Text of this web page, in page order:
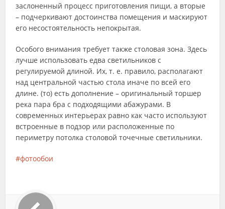
заслоненный процесс приготовления пищи, а вторые
– подчеркивают достоинства помещения и маскируют
его несостоятельность непокрытая.
Особого внимания требует также столовая зона. Здесь
лучше использовать едва светильников с
регулируемой длиной. Их, т. е. правило, располагают
над центральной частью стола иначе по всей его
длине. (то) есть дополнение – оригинальный торшер
река пара бра с подходящими абажурами. В
современных интерьерах равно как часто используют
встроенные в подзор или расположенные по
периметру потолка столовой точечные светильники.
фотообои